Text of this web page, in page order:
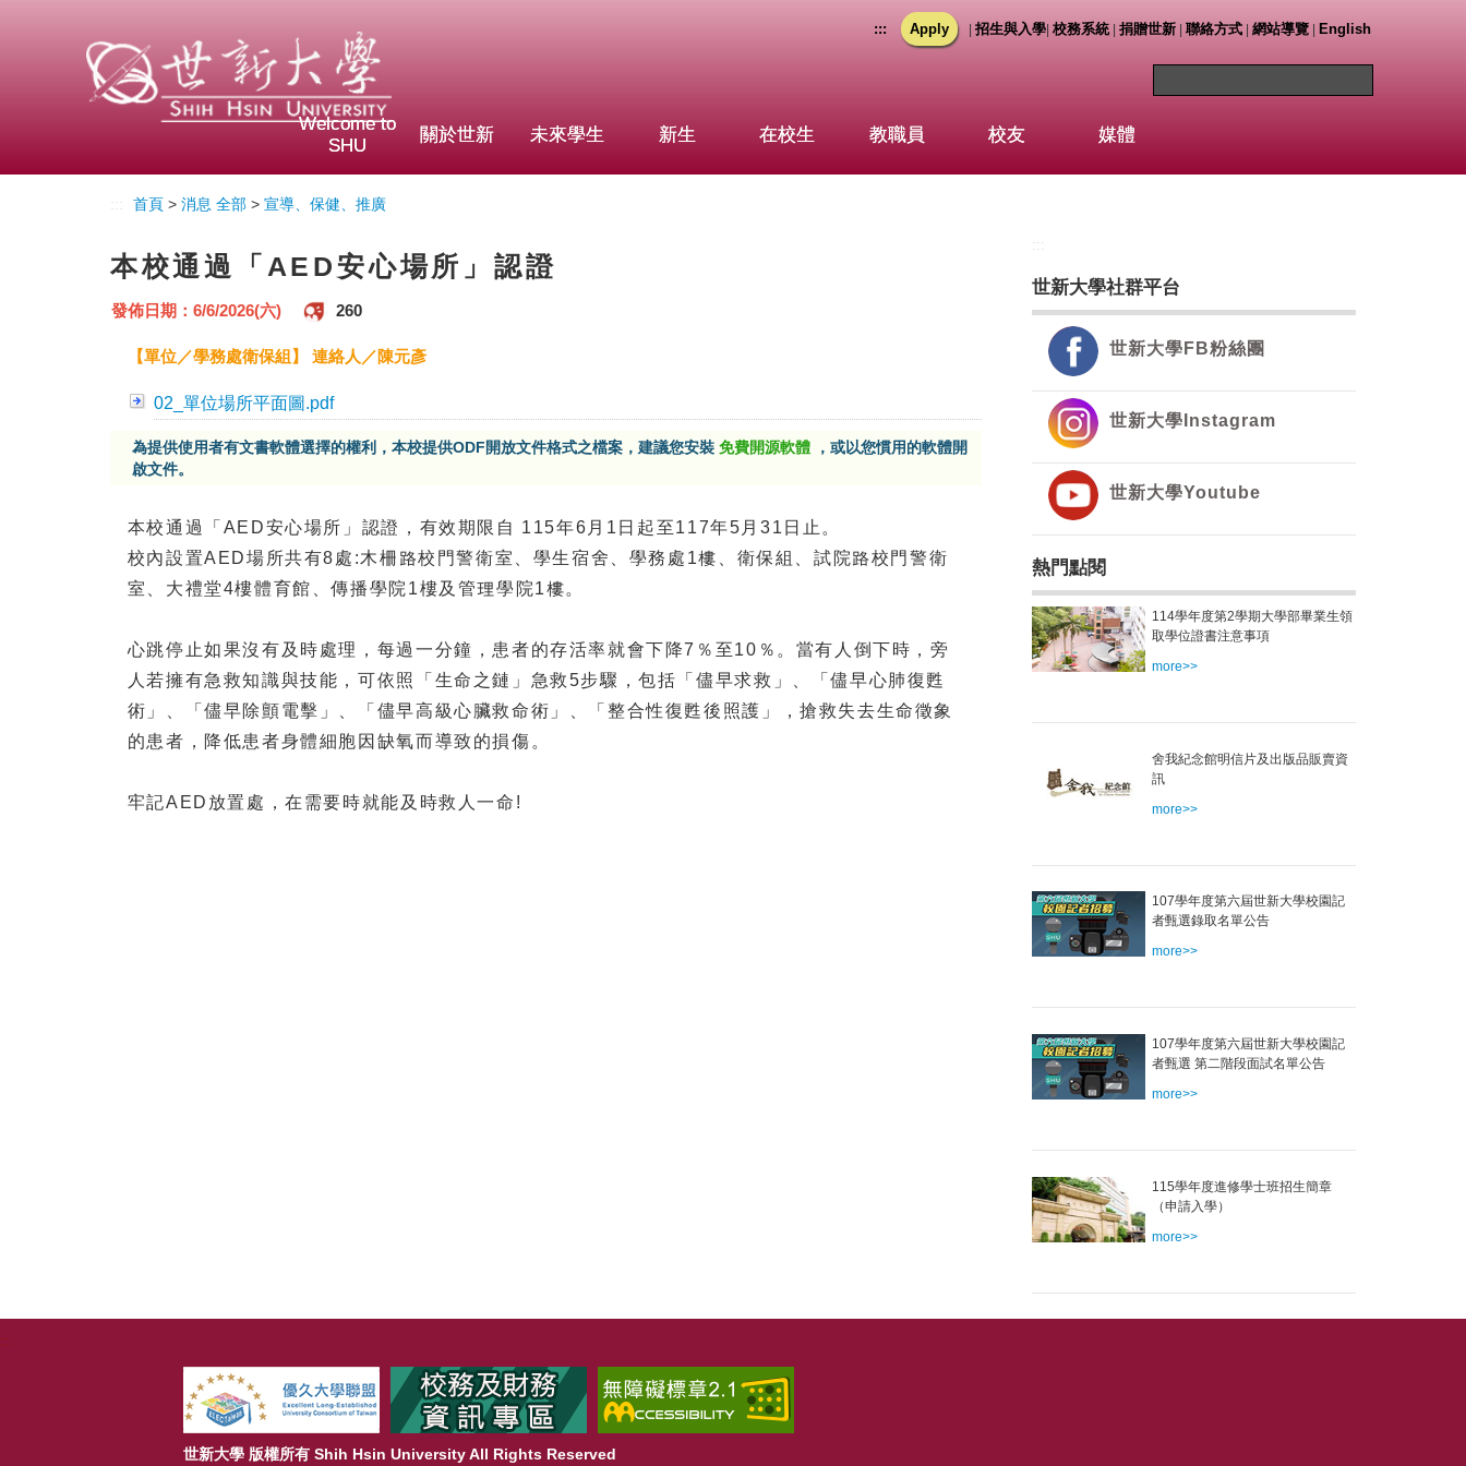
::: Apply 招生與入學| 校務系統| 捐贈世新| 聯絡方式| 網站導覽| English
Welcome to
SHU
關於世新 未來學生 新生 在校生 教職員 校友 媒體
首頁> 消息 全部> 宣導、保健、推廣
本校通過「AED安心場所」認證
發佈日期：6/6/2026(六) 260
【單位／學務處衛保組】 連絡人／陳元彥
02_單位場所平面圖.pdf
為提供使用者有文書軟體選擇的權利，本校提供ODF開放文件格式之檔案，建議您安裝 免費開源軟體，或以您慣用的軟體開
啟文件。
本校通過「AED安心場所」認證，有效期限自 115年6月1日起至117年5月31日止。
校內設置AED場所共有8處:木柵路校門警衛室、學生宿舍、學務處1樓、衛保組、試院路校門警衛
室、大禮堂4樓體育館、傳播學院1樓及管理學院1樓。
心跳停止如果沒有及時處理，每過一分鐘，患者的存活率就會下降7％至10％。當有人倒下時，旁
人若擁有急救知識與技能，可依照「生命之鏈」急救5步驟，包括「儘早求救」、「儘早心肺復甦
術」、「儘早除顫電擊」、「儘早高級心臟救命術」、「整合性復甦後照護」，搶救失去生命徵象
的患者，降低患者身體細胞因缺氧而導致的損傷。
牢記AED放置處，在需要時就能及時救人一命!
世新大學社群平台
世新大學FB粉絲團
世新大學Instagram
世新大學Youtube
熱門點閱
114學年度第2學期大學部畢業生領
取學位證書注意事項
more>>
舍我紀念館明信片及出版品販賣資
訊
more>>
107學年度第六屆世新大學校園記
者甄選錄取名單公告
more>>
107學年度第六屆世新大學校園記
者甄選 第二階段面試名單公告
more>>
115學年度進修學士班招生簡章
（申請入學）
more>>
:::
世新大學 版權所有 Shih Hsin University All Rights Reserved